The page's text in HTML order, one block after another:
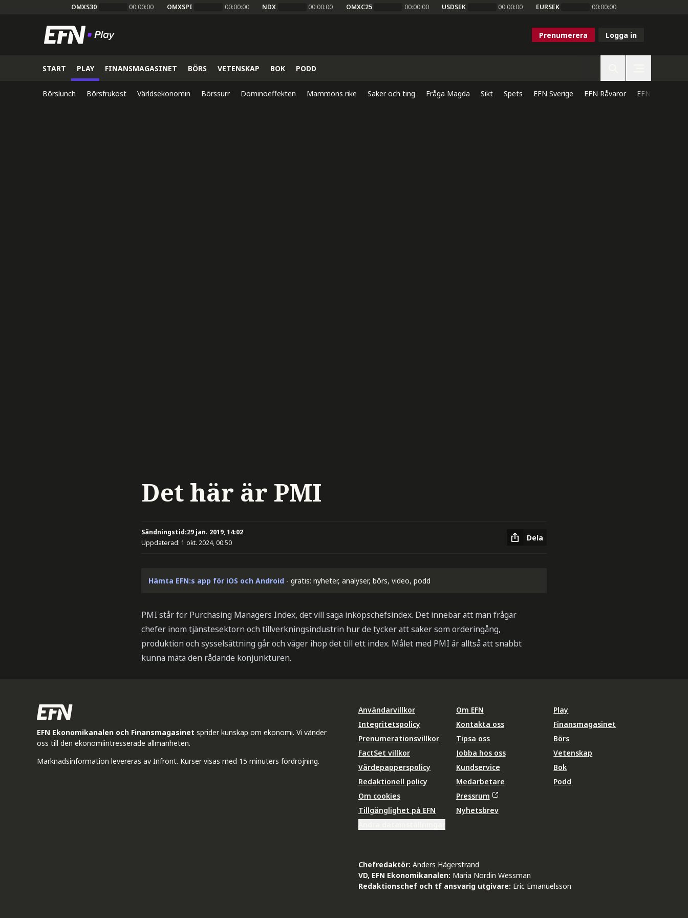
OMXS30 00:00:00 OMXSPI 00:00:00 NDX 00:00:00 OMXC25 00:00:00 USDSEK 00:00:00 EURSEK 00:00:00
Prenumerera Logga in
START PLAY FINANSMAGASINET BÖRS VETENSKAP BOK PODD
Börslunch Börsfrukost Världsekonomin Börssurr Dominoeffekten Mammons rike Saker och ting Fråga Magda Sikt Spets EFN Sverige EFN Råvaror EFN Direkt
Det här är PMI
Sändningstid:29 jan. 2019, 14:02
Uppdaterad: 1 okt. 2024, 00:50
Dela
Hämta EFN:s app för iOS och Android - gratis: nyheter, analyser, börs, video, podd
PMI står för Purchasing Managers Index, det vill säga inköpschefsindex. Det innebär att man frågar
chefer inom tjänstesektorn och tillverkningsindustrin hur de tycker att saker som orderingång,
produktion och sysselsättning går och väger ihop det till ett index. Målet med PMI är alltså att snabbt
kunna mäta den rådande konjunkturen.
EFN Ekonomikanalen och Finansmagasinet sprider kunskap om ekonomi. Vi vänder
oss till den ekonomiintresserade allmänheten.
Marknadsinformation levereras av Infront. Kurser visas med 15 minuters fördröjning.
Användarvillkor
Integritetspolicy
Prenumerationsvillkor
FactSet villkor
Värdepapperspolicy
Redaktionell policy
Om cookies
Tillgänglighet på EFN
Om EFN
Kontakta oss
Tipsa oss
Jobba hos oss
Kundservice
Medarbetare
Pressrum
Nyhetsbrev
Play
Finansmagasinet
Börs
Vetenskap
Bok
Podd
Chefredaktör: Anders Hägerstrand
VD, EFN Ekonomikanalen: Maria Nordin Wessman
Redaktionschef och tf ansvarig utgivare: Eric Emanuelsson